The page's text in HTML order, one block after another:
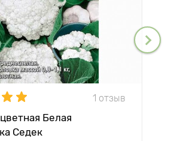
1 отзыв
Белая
Седек